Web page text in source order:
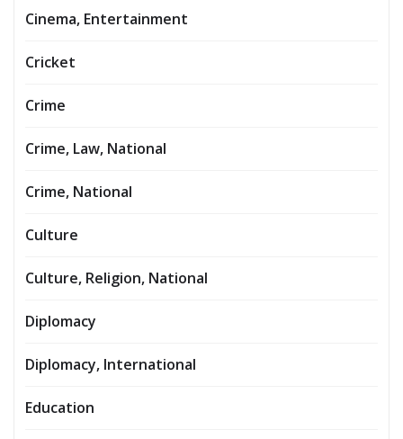
Cinema, Entertainment
Cricket
Crime
Crime, Law, National
Crime, National
Culture
Culture, Religion, National
Diplomacy
Diplomacy, International
Education